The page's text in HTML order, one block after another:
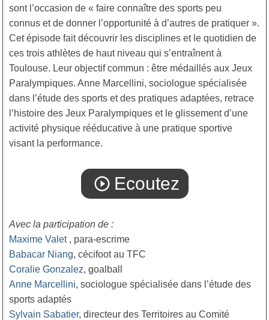
sont l’occasion de « faire connaître des sports peu
connus et de donner l’opportunité à d’autres de pratiquer ».
Cet épisode fait découvrir les disciplines et le quotidien de
ces trois athlètes de haut niveau qui s’entraînent à
Toulouse. Leur objectif commun : être médaillés aux Jeux
Paralympiques. Anne Marcellini, sociologue spécialisée
dans l’étude des sports et des pratiques adaptées, retrace
l’histoire des Jeux Paralympiques et le glissement d’une
activité physique rééducative à une pratique sportive
visant la performance.
play_circle_outline Ecoutez
Avec la participation de :
Maxime Valet, para-escrime
Babacar Niang, cécifoot au TFC
Coralie Gonzalez, goalball
Anne Marcellini, sociologue spécialisée dans l’étude des
sports adaptés
Sylvain Sabatier, directeur des Territoires au Comité